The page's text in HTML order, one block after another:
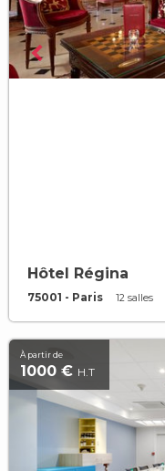
Hôtel Régina
75001 - Paris 12 salles
À partir de
1000 € H.T